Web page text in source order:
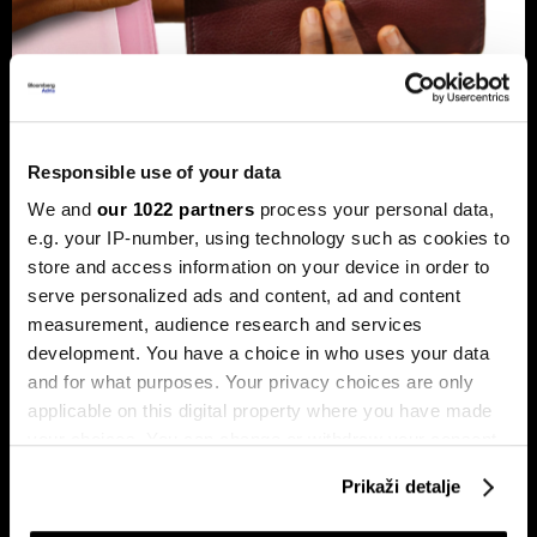
Responsible use of your data
We and our 1022 partners process your personal data,
e.g. your IP-number, using technology such as cookies to
store and access information on your device in order to
serve personalized ads and content, ad and content
measurement, audience research and services
development. You have a choice in who uses your data
and for what purposes. Your privacy choices are only
applicable on this digital property where you have made
Prikaži detalje
kredite: Prag od 50.000 KM prenizak
Banke u Bosni i Hercegovini (BiH) traže povećanje limita za
potrošačke, odnosno nenamjenske kredite sa sadašnjih
50.000 KM, tvrdeći da taj prag više ne odgovara rastu
plata i životnih troškova.
plaćanja sada dostupna
Transferi do 5.000 KM za svega